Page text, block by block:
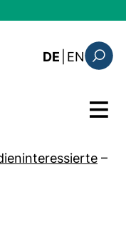
Inhalt
DE EN: this
Menü
–